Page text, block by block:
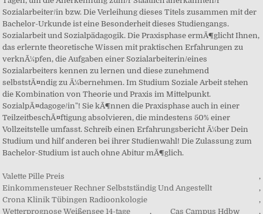
Valette Pille Preis
,
Einkommensteuer Rechner Selbstständig Und Angestellt
,
Crona Klinik Tübingen Radioonkologie
,
Wetterprognose Weißensee 14-tage
, Cas Campus Hdbw ,